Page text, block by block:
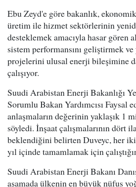
Ebu Zeyd'e göre bakanlık,
üretim ile hizmet sektörlerinin
desteklemek amacıyla hasar gören
sistem performansını geliştirmek
projelerini ulusal enerji bileşimine
çalışıyor.
Suudi Arabistan Enerji Bakanlığı
Sorumlu Bakan Yardımcısı Faysal
anlaşmaların değerinin yaklaşık 1
söyledi. İnşaat çalışmalarının dört
beklendiğini belirten Duveyc, her
yıl içinde tamamlamak için
Suudi Arabistan Enerji Bakanı
aşamada ülkenin en büyük nüfus